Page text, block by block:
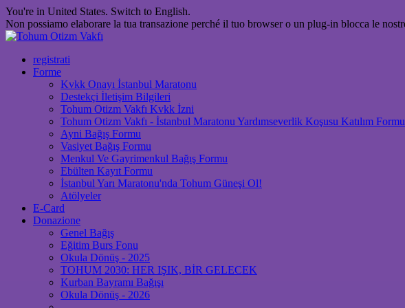
You're in United States. Switch to English.
Non possiamo elaborare la tua transazione perché il tuo browser o un plug-in blocca le
registrati
Forme
Kvkk Onayı İstanbul Maratonu
Destekçi İletişim Bilgileri
Tohum Otizm Vakfı Kvkk İzni
Tohum Otizm Vakfı - İstanbul Maratonu Yardımseverlik Koşusu Katılım Formu
Ayni Bağış Formu
Vasiyet Bağış Formu
Menkul Ve Gayrimenkul Bağış Formu
Ebülten Kayıt Formu
İstanbul Yarı Maratonu'nda Tohum Güneşi Ol!
Atölyeler
E-Card
Donazione
Genel Bağış
Eğitim Burs Fonu
Okula Dönüş - 2025
TOHUM 2030: HER IŞIK, BİR GELECEK
Kurban Bayramı Bağışı
Okula Dönüş - 2026